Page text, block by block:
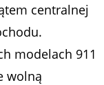
centralnej
modelach 911
wolną